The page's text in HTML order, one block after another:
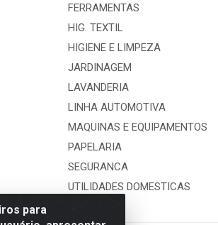
para
FERRAMENTAS
HIG. TEXTIL
HIGIENE E LIMPEZA
JARDINAGEM
LAVANDERIA
LINHA AUTOMOTIVA
MAQUINAS E EQUIPAMENTOS
PAPELARIA
SEGURANCA
UTILIDADES DOMESTICAS